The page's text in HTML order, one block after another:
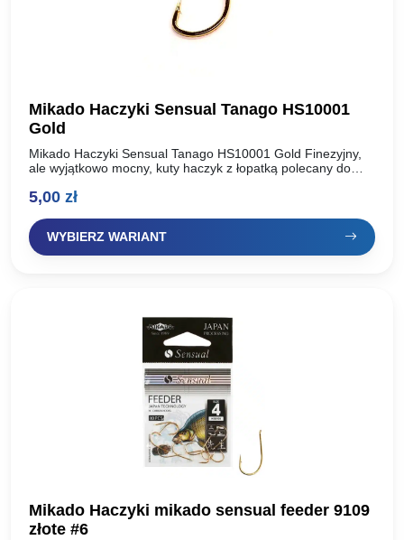
Mikado Haczyki Sensual Tanago HS10001
Gold
Mikado Haczyki Sensual Tanago HS10001 Gold Finezyjny,
ale wyjątkowo mocny, kuty haczyk z łopatką polecany do
Kolor:…
5,00 zł
WYBIERZ WARIANT
Mikado Haczyki mikado sensual feeder 9109
złote #6